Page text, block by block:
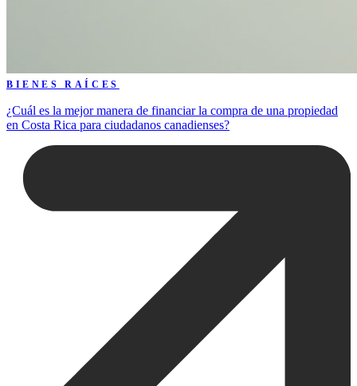
BIENES RAÍCES
¿Cuál es la mejor manera de financiar la compra de una propiedad
en Costa Rica para ciudadanos canadienses?